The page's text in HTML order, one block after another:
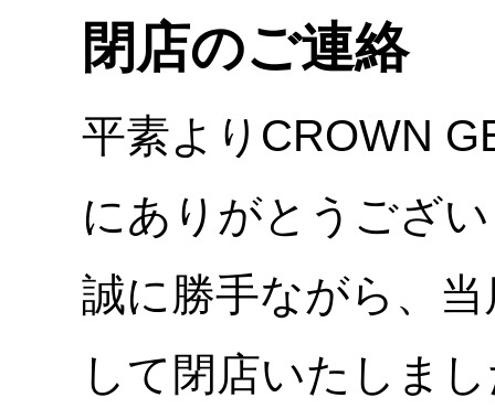
閉店のご連絡
平素よりCROWN
にありがとうござ
誠に勝手ながら、
して閉店いたしま